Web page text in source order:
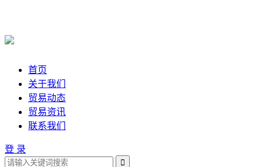
首页
关于我们
贸易动态
贸易资讯
联系我们
登 录